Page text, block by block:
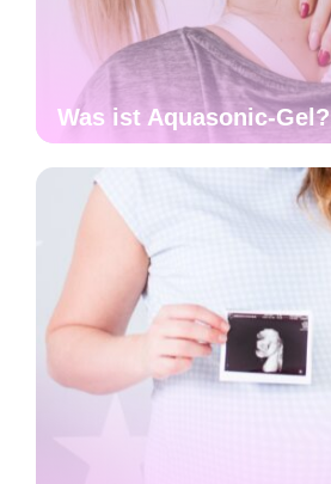
Was ist Aquasonic-Gel?